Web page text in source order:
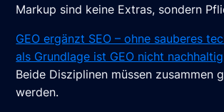
Markup sind keine Extras, sondern
GEO ergänzt SEO – ohne sauberes
als Grundlage ist GEO nicht
Beide Disziplinen müssen zusammen
werden.